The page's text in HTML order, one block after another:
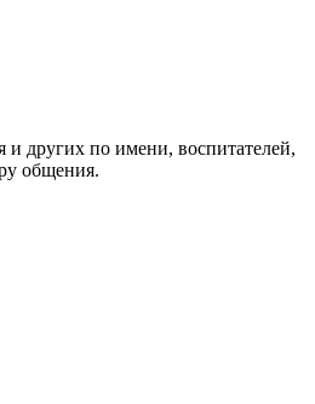
других по имени, воспитателей,
общения.